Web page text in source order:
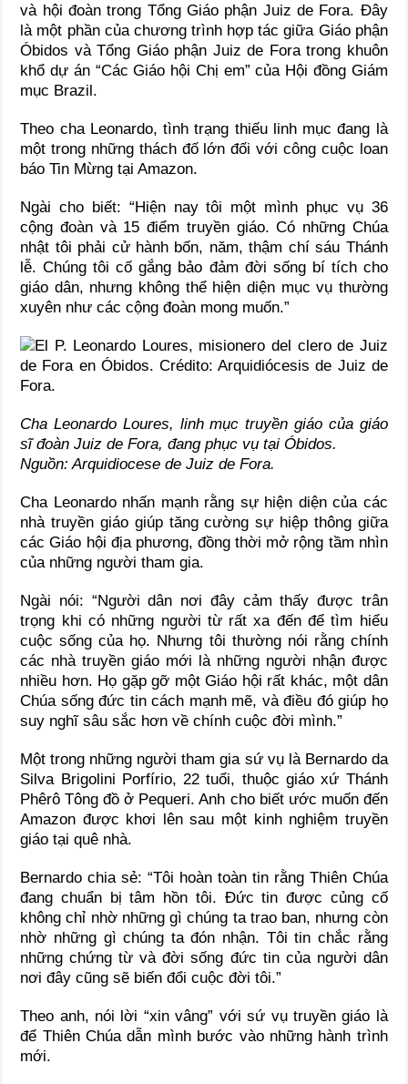
và hội đoàn trong Tổng Giáo phận Juiz de Fora. Đây
là một phần của chương trình hợp tác giữa Giáo phận
Óbidos và Tổng Giáo phận Juiz de Fora trong khuôn
khổ dự án “Các Giáo hội Chị em” của Hội đồng Giám
mục Brazil.
Theo cha Leonardo, tình trạng thiếu linh mục đang là
một trong những thách đố lớn đối với công cuộc loan
báo Tin Mừng tại Amazon.
Ngài cho biết: “Hiện nay tôi một mình phục vụ 36
cộng đoàn và 15 điểm truyền giáo. Có những Chúa
nhật tôi phải cử hành bốn, năm, thậm chí sáu Thánh
lễ. Chúng tôi cố gắng bảo đảm đời sống bí tích cho
giáo dân, nhưng không thể hiện diện mục vụ thường
xuyên như các cộng đoàn mong muốn.”
Cha Leonardo Loures, linh mục truyền giáo của giáo
sĩ đoàn Juiz de Fora, đang phục vụ tại Óbidos.
Nguồn:Arquidiocese de Juiz de Fora.
Cha Leonardo nhấn mạnh rằng sự hiện diện của các
nhà truyền giáo giúp tăng cường sự hiệp thông giữa
các Giáo hội địa phương, đồng thời mở rộng tầm nhìn
của những người tham gia.
Ngài nói: “Người dân nơi đây cảm thấy được trân
trọng khi có những người từ rất xa đến để tìm hiểu
cuộc sống của họ. Nhưng tôi thường nói rằng chính
các nhà truyền giáo mới là những người nhận được
nhiều hơn. Họ gặp gỡ một Giáo hội rất khác, một dân
Chúa sống đức tin cách mạnh mẽ, và điều đó giúp họ
suy nghĩ sâu sắc hơn về chính cuộc đời mình.”
Một trong những người tham gia sứ vụ là Bernardo da
Silva Brigolini Porfírio, 22 tuổi, thuộc giáo xứ Thánh
Phêrô Tông đồ ở Pequeri. Anh cho biết ước muốn đến
Amazon được khơi lên sau một kinh nghiệm truyền
giáo tại quê nhà.
Bernardo chia sẻ: “Tôi hoàn toàn tin rằng Thiên Chúa
đang chuẩn bị tâm hồn tôi. Đức tin được củng cố
không chỉ nhờ những gì chúng ta trao ban, nhưng còn
nhờ những gì chúng ta đón nhận. Tôi tin chắc rằng
những chứng từ và đời sống đức tin của người dân
nơi đây cũng sẽ biến đổi cuộc đời tôi.”
Theo anh, nói lời “xin vâng” với sứ vụ truyền giáo là
để Thiên Chúa dẫn mình bước vào những hành trình
mới.